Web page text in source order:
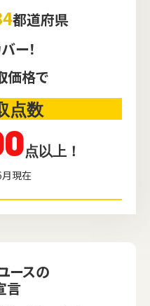
都道府県
ー！
価格で
点数
点以上！
現在
ースの
言